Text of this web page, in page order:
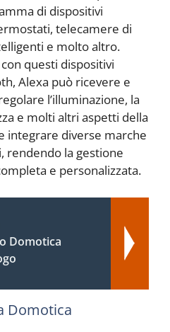
di dispositivi
telecamere di
e molto altro.
questi dispositivi
Alexa può ricevere e
l’illuminazione, la
e molti altri aspetti della
integrare diverse marche
rendendo la gestione
e personalizzata.
Domotica
Domotica